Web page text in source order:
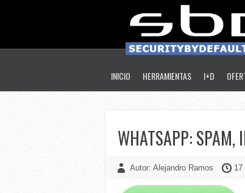
INICIO HERRAMIENTAS I+D
WHATSAPP: SPAM,
Autor: Alejandro Ramos 17